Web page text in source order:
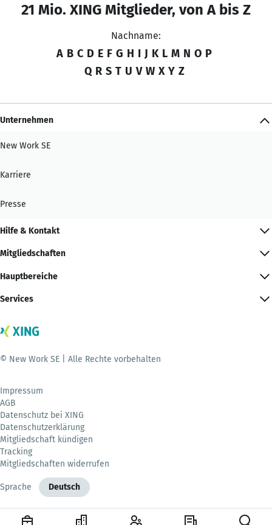
21 Mio. XING Mitglieder, von A bis Z
Nachname:
A B C D E F G H I J K L M N O P
Q R S T U V W X Y Z
Unternehmen
New Work SE
Karriere
Presse
Hilfe & Kontakt
Mitgliedschaften
Hauptbereiche
Services
© New Work SE | Alle Rechte vorbehalten
Impressum
AGB
Datenschutz bei XING
Datenschutzerklärung
Mitgliedschaft kündigen
Tracking
Mitgliedschaften widerrufen
Sprache Deutsch